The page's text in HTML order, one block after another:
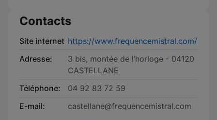
Contacts
Site internet https://www.frequencemistral.com/
Adresse:
3 bis, montée de l’horloge - 04120
CASTELLANE
Téléphone:
04 92 83 72 59
E-mail:
castellane@frequencemistral.com